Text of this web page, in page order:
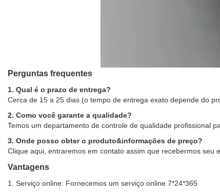
Perguntas frequentes
1. Qual é o prazo de entrega?
Cerca de 15 a 25 dias (o tempo de entrega exato depende do
2. Como você garante a qualidade?
Temos um departamento de controle de qualidade profissional
3. Onde posso obter o produto&informações de preço?
Clique aqui, entraremos em contato assim que recebermos seu
Vantagens
1. Serviço online: Fornecemos um serviço online 7*24*365